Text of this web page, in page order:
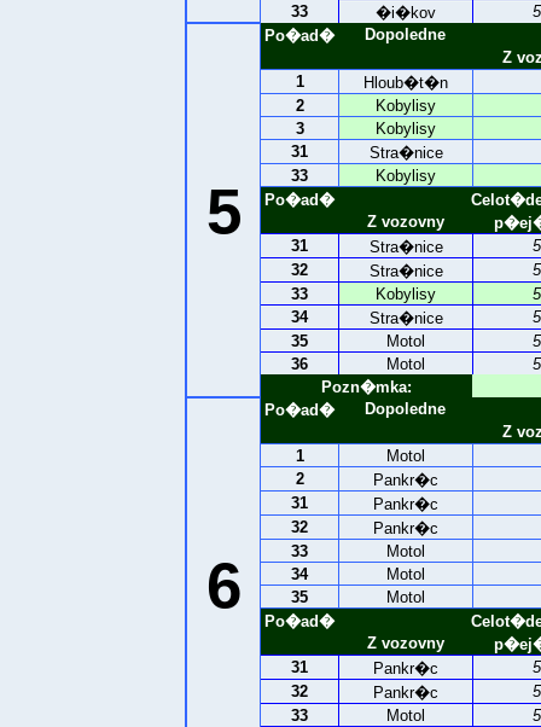
33
�i�kov
5
Po�ad�
Dopoledne
Z
1
Hloub�t�n
2
Kobylisy
3
Kobylisy
31
Stra�nice
33
Kobylisy
Po�ad�
Z vozovny
31
Stra�nice
32
Stra�nice
33
Kobylisy
34
Stra�nice
35
Motol
36
Motol
Pozn�mka:
6
Po�ad�
Dopoledne
Z
1
Motol
2
Pankr�c
31
Pankr�c
32
Pankr�c
33
Motol
34
Motol
35
Motol
Po�ad�
Z vozovny
31
Pankr�c
32
Pankr�c
33
Motol